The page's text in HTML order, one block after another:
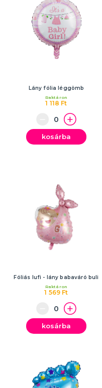
Lány fólia léggömb
1 118 Ft
Raktáron
kosárba
Fóliás lufi - lány babaváró buli
1 569 Ft
Raktáron
kosárba